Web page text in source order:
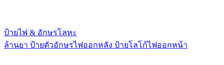
ป้ายไฟ & อักษรโลหะ
ล้านยา ป้ายตัวอักษรไฟออกหลัง ป้ายโลโก้ไฟออกหน้า